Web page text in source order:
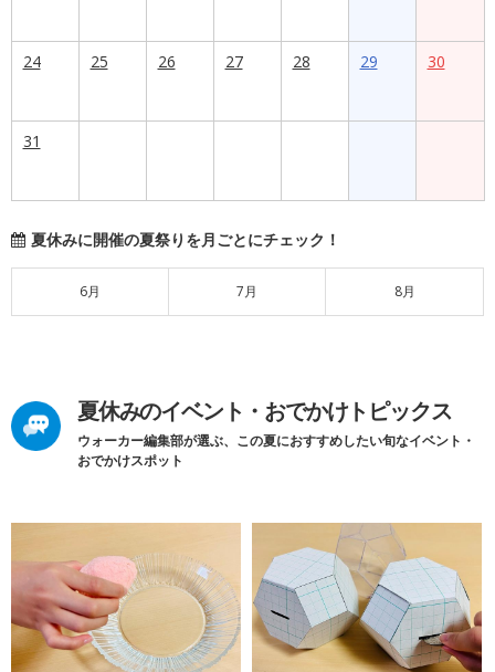
24 25 26 27 28 29 30
31
夏休みに開催の夏祭りを月ごとにチェック！
6月 7月 8月
夏休みのイベント・おでかけトピックス
ウォーカー編集部が選ぶ、この夏におすすめしたい旬なイベント・
おでかけスポット